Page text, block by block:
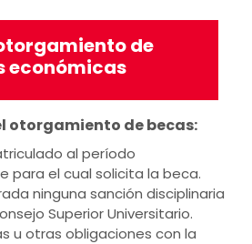
de
económicas
otorgamiento de becas:
al período
para el cual solicita la beca.
ninguna sanción disciplinaria
Superior Universitario.
u otras obligaciones con la